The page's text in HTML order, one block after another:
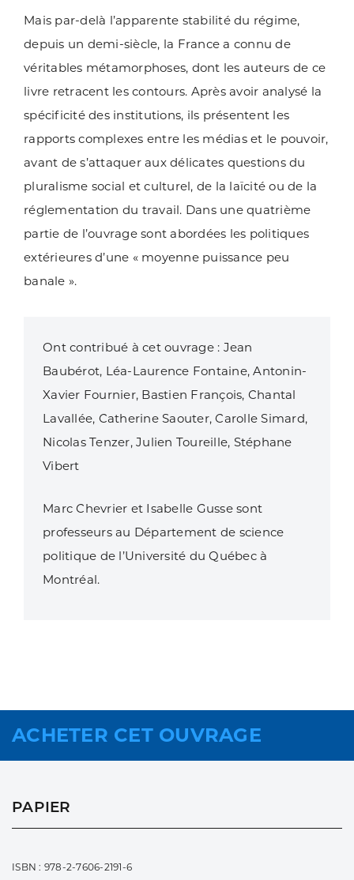
Mais par-delà l’apparente stabilité du régime,
depuis un demi-siècle, la France a connu de
véritables métamorphoses, dont les auteurs de ce
livre retracent les contours. Après avoir analysé la
spécificité des institutions, ils présentent les
rapports complexes entre les médias et le pouvoir,
avant de s’attaquer aux délicates questions du
pluralisme social et culturel, de la laïcité ou de la
réglementation du travail. Dans une quatrième
partie de l’ouvrage sont abordées les politiques
extérieures d’une « moyenne puissance peu
banale ».
Ont contribué à cet ouvrage : Jean
Baubérot, Léa-Laurence Fontaine, Antonin-
Xavier Fournier, Bastien François, Chantal
Lavallée, Catherine Saouter, Carolle Simard,
Nicolas Tenzer, Julien Toureille, Stéphane
Vibert
Marc Chevrier et Isabelle Gusse sont
professeurs au Département de science
politique de l’Université du Québec à
Montréal.
ACHETER CET OUVRAGE
PAPIER
ISBN : 978-2-7606-2191-6